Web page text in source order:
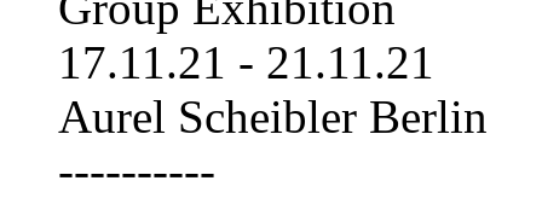
17.11.21 - 21.11.21
Aurel Scheibler Berlin
----------